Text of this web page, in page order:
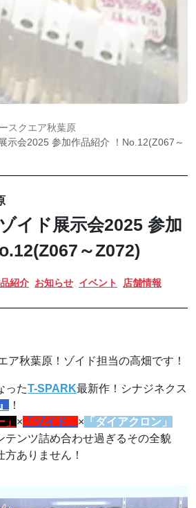
スクエア秋葉原
示会2025 参加作品紹介 ！No.12(Z067～
イド展示会2025 参加
～Z072)
紹介 お知らせ イベント 店舗情報
ア秋葉原！ゾイド担当の高畑です！
ったT-SPARK最新作！シナジネクス
！
× 「ゾイド」 × 「ダイアクロン」
テンツ詰め合わせ過ぎるその全貌
ありません！